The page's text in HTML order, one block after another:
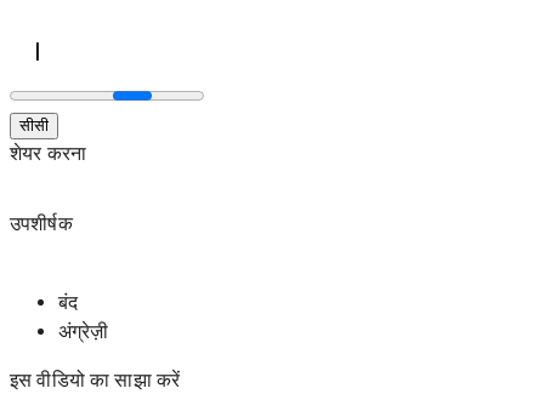
सीसी
शेयर करना
उपशीर्षक
बंद
अंग्रेज़ी
इस वीडियो का साझा करें